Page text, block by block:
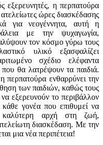
εξερευνητές, η περπατούρα
ώρες διασκέδασης
για νεογέννητα, αυτή η
με την ψυχαγωγία,
τον κόσμο γύρω τους
υλικό εξασφαλίζει
σχέδιο ελέφαντα
που θα λατρέψουν τα παιδιά.
περπατούρα ενθαρρύνει την
των παιδιών, καθώς τους
να εξερευνούν το περιβάλλον
γονέα που επιθυμεί να
αρχή στη ζωή,
διασκέδαση. Με την
μια νέα περιπέτεια!